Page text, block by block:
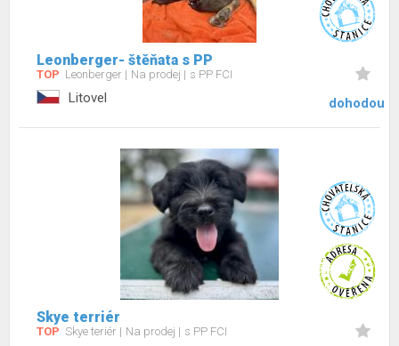
Leonberger- štěňata s PP
TOP Leonberger Na prodej s PP FCI
Litovel dohodou
Skye terriér
TOP Skye teriér Na prodej s PP FCI